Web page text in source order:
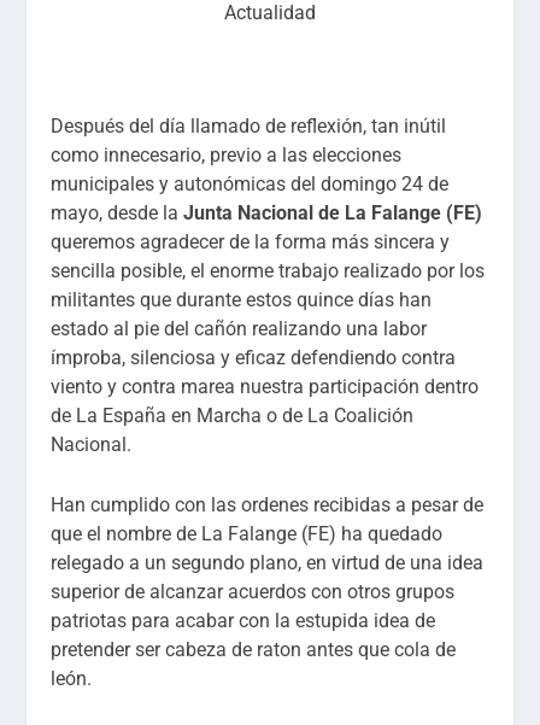
Actualidad
Después del día llamado de reflexión, tan inútil
como innecesario, previo a las elecciones
municipales y autonómicas del domingo 24 de
mayo, desde laJunta Nacional de La Falange (FE)
queremos agradecer de la forma más sincera y
sencilla posible, el enorme trabajo realizado por los
militantes que durante estos quince días han
estado al pie del cañón realizando una labor
ímproba, silenciosa y eficaz defendiendo contra
viento y contra marea nuestra participación dentro
de La España en Marcha o de La Coalición
Nacional.
Han cumplido con las ordenes recibidas a pesar de
que el nombre de La Falange (FE) ha quedado
relegado a un segundo plano, en virtud de una idea
superior de alcanzar acuerdos con otros grupos
patriotas para acabar con la estupida idea de
pretender ser cabeza de raton antes que cola de
león.